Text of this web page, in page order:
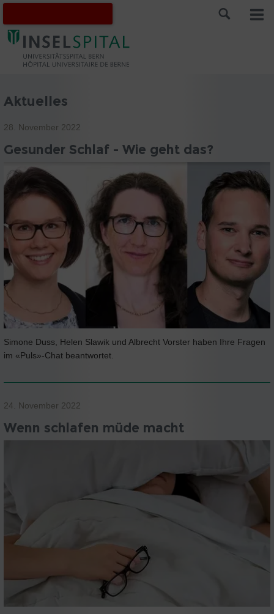
Aktuelles
28. November 2022
Gesunder Schlaf - Wie geht das?
Simone Duss, Helen Slawik und Albrecht Vorster haben Ihre Fragen
im «Puls»-Chat beantwortet.
24. November 2022
Wenn schlafen müde macht